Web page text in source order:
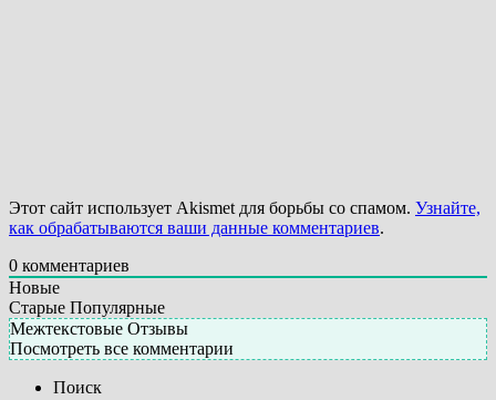
Этот сайт использует Akismet для борьбы со спамом. Узнайте,
как обрабатываются ваши данные комментариев.
0 комментариев
Новые
Старые Популярные
Межтекстовые Отзывы
Посмотреть все комментарии
Поиск